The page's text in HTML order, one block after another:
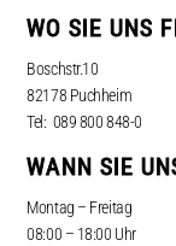
WO SIE UNS
Boschstr.10
82178 Puchheim
Tel: 089 800 848-0
WANN SIE
Montag – Freitag
08:00 – 18:00 Uhr